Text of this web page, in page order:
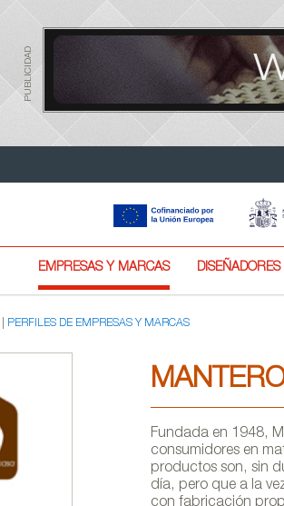
PUBLICIDAD
EMPRESAS Y MARCAS DISEÑADORES
PERFILES DE EMPRESAS Y MARCAS
Fundada en 1948,
consumidores en
productos son, sin
día, pero que a la